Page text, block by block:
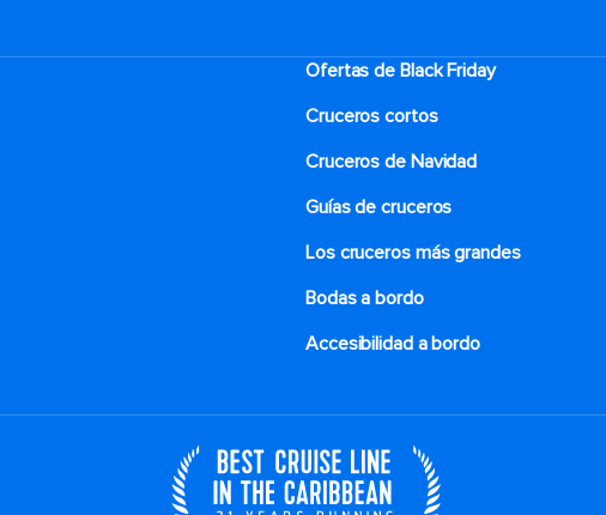
Ofertas de Black Friday
Cruceros cortos
Cruceros de Navidad
Guías de cruceros
Los cruceros más grandes
Bodas a bordo
Accesibilidad a bordo